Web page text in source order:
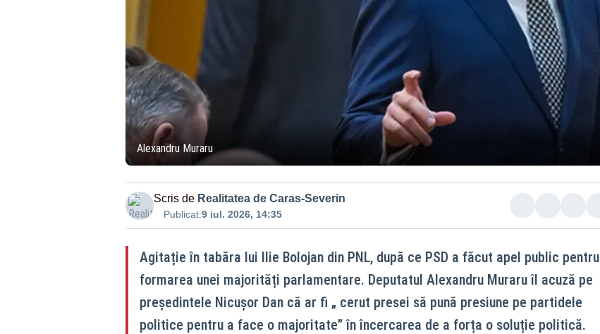
Alexandru Muraru
Scris de Realitatea de Caras-Severin
Publicat:9 iul. 2026, 14:35
Agitație în tabăra lui Ilie Bolojan din PNL, după ce PSD a făcut apel public pentru
formarea unei majorități parlamentare. Deputatul Alexandru Muraru îl acuză pe
președintele Nicușor Dan că ar fi „ cerut presei să pună presiune pe partidele
politice pentru a face o majoritate” în încercarea de a forța o soluție politică.